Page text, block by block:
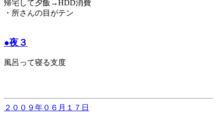
帰宅して夕飯→HDD消費
・所さんの目がテン
●夜３
風呂って寝る支度
２００９年０６月１７日